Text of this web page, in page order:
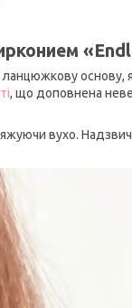
основу,
, що доповнена
вухо.